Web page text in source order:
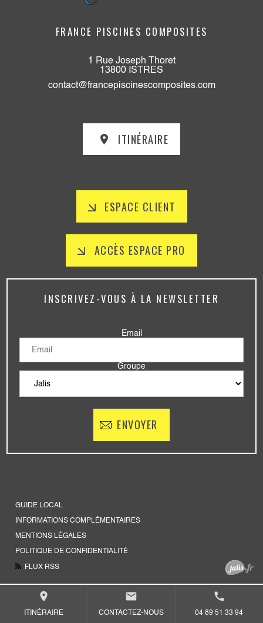
place
ITINÉRAIRE
mail
CONTACTEZ-NOUS
call
04 89 51 33 94
FRANCE PISCINES COMPOSITES
1 Rue Joseph Thoret
13800 ISTRES
contact@francepiscinescomposites.com
ITINÉRAIRE
ESPACE CLIENT
ACCÈS ESPACE PRO
INSCRIVEZ-VOUS À LA NEWSLETTER
Email
Groupe
GUIDE LOCAL
INFORMATIONS COMPLÉMENTAIRES
MENTIONS LÉGALES
POLITIQUE DE CONFIDENTIALITÉ
FLUX RSS